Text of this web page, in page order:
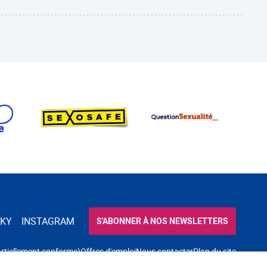
INSTAGRAM S'ABONNER À NOS NEWSLETTERS
conforme)Offres d'emploiNous contacterPlan du site